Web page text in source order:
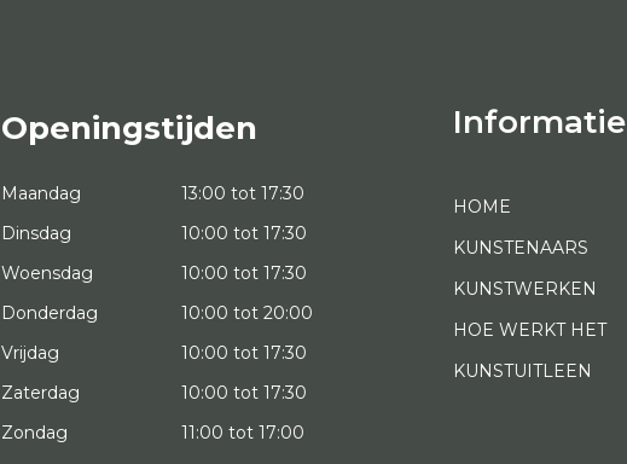
Openingstijden
Maandag
13:00 tot 17:30
Dinsdag
10:00 tot 17:30
Woensdag
10:00 tot 17:30
Donderdag
10:00 tot 20:00
Vrijdag
10:00 tot 17:30
Zaterdag
10:00 tot 17:30
Zondag
11:00 tot 17:00
Informatie
HOME
KUNSTENAARS
KUNSTWERKEN
HOE WERKT HET
KUNSTUITLEEN